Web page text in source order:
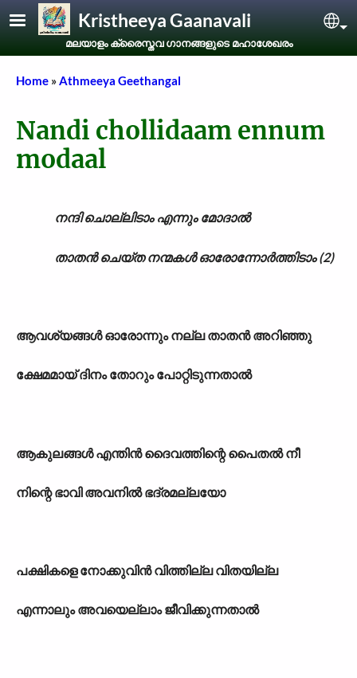
Skip to main contentKristheeya Gaanavali
മലയാളം ക്രൈസ്തവ ഗാനങ്ങളുടെ മഹാശേഖരം
Breadcrumb
Home Athmeeya Geethangal
Nandi chollidaam ennum
modaal
നന്ദി ചൊല്ലിടാം എന്നും മോദാൽ
താതൻ ചെയ്ത നന്മകൾ ഓരോന്നോർത്തിടാം (2)
ആവശ്യങ്ങൾ ഓരോന്നും നല്ല താതൻ അറിഞ്ഞു
ക്ഷേമമായ് ദിനം തോറും പോറ്റിടുന്നതാൽ
ആകുലങ്ങൾ എന്തിൻ ദൈവത്തിന്റെ പൈതൽ നീ
നിന്റെ ഭാവി അവനിൽ ഭദ്രമല്ലയോ
പക്ഷികളെ നോക്കുവിൻ വിത്തില്ല വിതയില്ല
എന്നാലും അവയെല്ലാം ജീവിക്കുന്നതാൽ